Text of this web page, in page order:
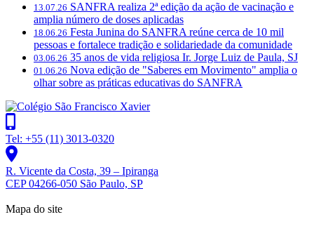
13.07.26 SANFRA realiza 2ª edição da ação de vacinação e
amplia número de doses aplicadas
18.06.26 Festa Junina do SANFRA reúne cerca de 10 mil
pessoas e fortalece tradição e solidariedade da comunidade
03.06.26 35 anos de vida religiosa Ir. Jorge Luiz de Paula, SJ
01.06.26 Nova edição de "Saberes em Movimento" amplia o
olhar sobre as práticas educativas do SANFRA
Tel: +55 (11) 3013-0320
R. Vicente da Costa, 39 – Ipiranga
CEP 04266-050 São Paulo, SP
Mapa do site